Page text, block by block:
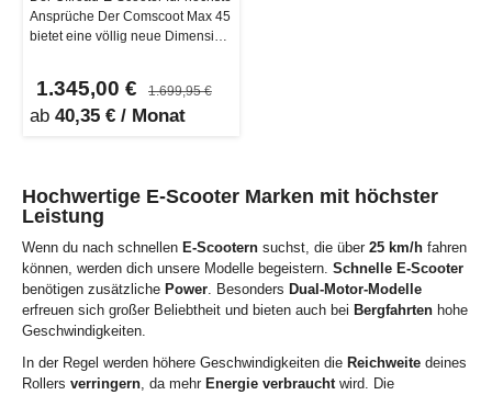
Ansprüche Der Comscoot Max 45
bietet eine völlig neue Dimension
1.345,00 € 1.699,95 €
ab 40,35 € / Monat
Hochwertige E-Scooter Marken mit höchster
Leistung
Wenn du nach schnellen E-Scootern suchst, die über 25 km/h fahren
können, werden dich unsere Modelle begeistern. Schnelle E-Scooter
benötigen zusätzliche Power. Besonders Dual-Motor-Modelle
erfreuen sich großer Beliebtheit und bieten auch bei Bergfahrten hohe
Geschwindigkeiten.
In der Regel werden höhere Geschwindigkeiten die Reichweite deines
Rollers verringern, da mehr Energie verbrauchtwird. Die